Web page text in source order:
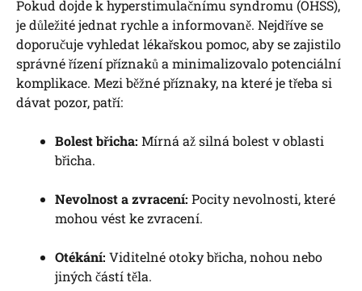
Pokud dojde k hyperstimulačnímu syndromu (OHSS),
je důležité jednat rychle a informovaně. Nejdříve se
doporučuje vyhledat lékařskou pomoc, aby se zajistilo
správné řízení příznaků a minimalizovalo potenciální
komplikace. Mezi běžné příznaky, na které je třeba si
dávat pozor, patří:
Bolest břicha: Mírná až silná bolest v oblasti
břicha.
Nevolnost a zvracení: Pocity nevolnosti, které
mohou vést ke zvracení.
Otékání: Viditelné otoky břicha, nohou nebo
jiných částí těla.